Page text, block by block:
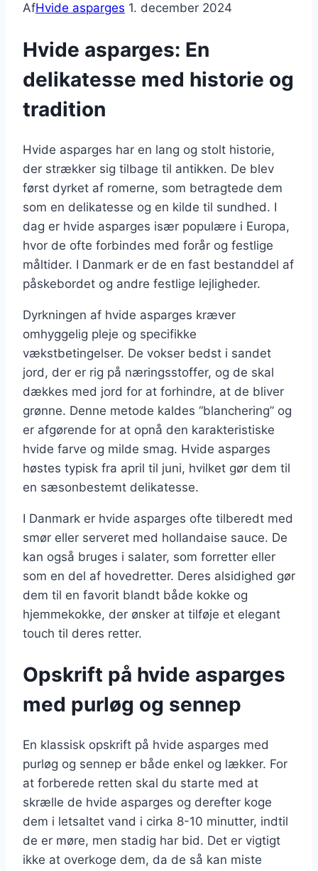
AfHvide asparges 1. december 2024
Hvide asparges: En
delikatesse med historie og
tradition
Hvide asparges har en lang og stolt historie,
der strækker sig tilbage til antikken. De blev
først dyrket af romerne, som betragtede dem
som en delikatesse og en kilde til sundhed. I
dag er hvide asparges især populære i Europa,
hvor de ofte forbindes med forår og festlige
måltider. I Danmark er de en fast bestanddel af
påskebordet og andre festlige lejligheder.
Dyrkningen af hvide asparges kræver
omhyggelig pleje og specifikke
vækstbetingelser. De vokser bedst i sandet
jord, der er rig på næringsstoffer, og de skal
dækkes med jord for at forhindre, at de bliver
grønne. Denne metode kaldes “blanchering” og
er afgørende for at opnå den karakteristiske
hvide farve og milde smag. Hvide asparges
høstes typisk fra april til juni, hvilket gør dem til
en sæsonbestemt delikatesse.
I Danmark er hvide asparges ofte tilberedt med
smør eller serveret med hollandaise sauce. De
kan også bruges i salater, som forretter eller
som en del af hovedretter. Deres alsidighed gør
dem til en favorit blandt både kokke og
hjemmekokke, der ønsker at tilføje et elegant
touch til deres retter.
Opskrift på hvide asparges
med purløg og sennep
En klassisk opskrift på hvide asparges med
purløg og sennep er både enkel og lækker. For
at forberede retten skal du starte med at
skrælle de hvide asparges og derefter koge
dem i letsaltet vand i cirka 8-10 minutter, indtil
de er møre, men stadig har bid. Det er vigtigt
ikke at overkoge dem, da de så kan miste